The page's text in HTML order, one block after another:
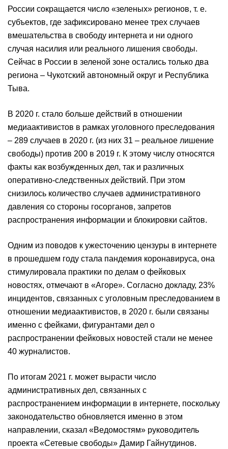
России сокращается число «зеленых» регионов, т. е.
субъектов, где зафиксировано менее трех случаев
вмешательства в свободу интернета и ни одного
случая насилия или реального лишения свободы.
Сейчас в России в зеленой зоне остались только два
региона – Чукотский автономный округ и Республика
Тыва.
В 2020 г. стало больше действий в отношении
медиаактивистов в рамках уголовного преследования
– 289 случаев в 2020 г. (из них 31 – реальное лишение
свободы) против 200 в 2019 г. К этому числу относятся
факты как возбужденных дел, так и различных
оперативно-следственных действий. При этом
снизилось количество случаев административного
давления со стороны госорганов, запретов
распространения информации и блокировки сайтов.
Одним из поводов к ужесточению цензуры в интернете
в прошедшем году стала пандемия коронавируса, она
стимулировала практики по делам о фейковых
новостях, отмечают в «Агоре». Согласно докладу, 23%
инцидентов, связанных с уголовным преследованием в
отношении медиаактивистов, в 2020 г. были связаны
именно с фейками, фигурантами дел о
распространении фейковых новостей стали не менее
40 журналистов.
По итогам 2021 г. может вырасти число
административных дел, связанных с
распространением информации в интернете, поскольку
законодательство обновляется именно в этом
направлении, сказал «Ведомостям» руководитель
проекта «Сетевые свободы» Дамир Гайнутдинов.